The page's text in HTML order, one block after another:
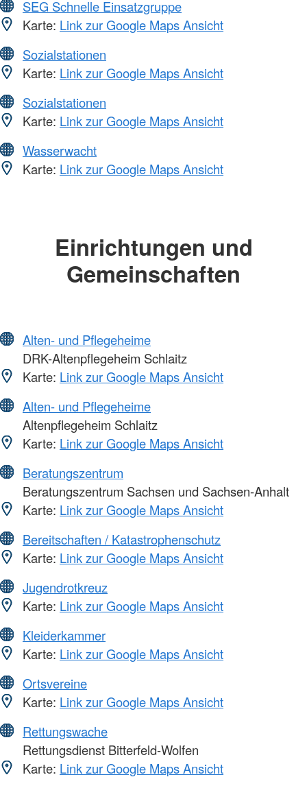
SEG Schnelle Einsatzgruppe
Karte: Link zur Google Maps Ansicht
Sozialstationen
Karte: Link zur Google Maps Ansicht
Sozialstationen
Karte: Link zur Google Maps Ansicht
Wasserwacht
Karte: Link zur Google Maps Ansicht
Einrichtungen und
Gemeinschaften
Alten- und Pflegeheime
DRK-Altenpflegeheim Schlaitz
Karte: Link zur Google Maps Ansicht
Alten- und Pflegeheime
Altenpflegeheim Schlaitz
Karte: Link zur Google Maps Ansicht
Beratungszentrum
Beratungszentrum Sachsen und Sachsen-Anhalt
Karte: Link zur Google Maps Ansicht
Bereitschaften / Katastrophenschutz
Karte: Link zur Google Maps Ansicht
Jugendrotkreuz
Karte: Link zur Google Maps Ansicht
Kleiderkammer
Karte: Link zur Google Maps Ansicht
Ortsvereine
Karte: Link zur Google Maps Ansicht
Rettungswache
Rettungsdienst Bitterfeld-Wolfen
Karte: Link zur Google Maps Ansicht